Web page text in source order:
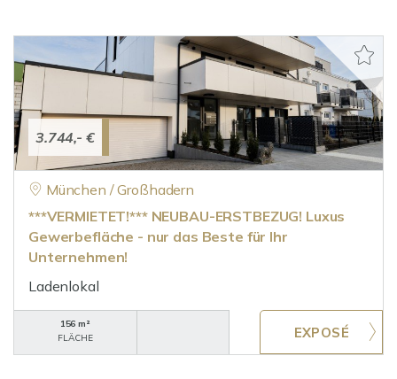
3.744,- €
München / Großhadern
***VERMIETET!*** NEUBAU-ERSTBEZUG! Luxus
Gewerbefläche - nur das Beste für Ihr
Unternehmen!
Ladenlokal
156 m²
FLÄCHE